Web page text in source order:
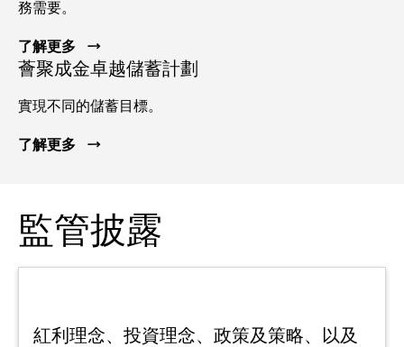
務需要。
了解更多
薈聚成金卓越儲蓄計劃
實現不同的儲蓄目標。
了解更多
監管披露
紅利理念、投資理念、政策及策略、以及